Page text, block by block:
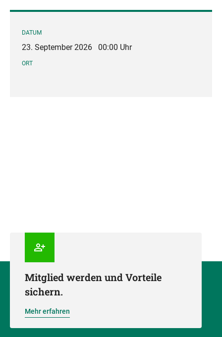
DATUM
23. September 2026 00:00 Uhr
ORT
Mitglied werden und Vorteile
sichern.
Mehr erfahren